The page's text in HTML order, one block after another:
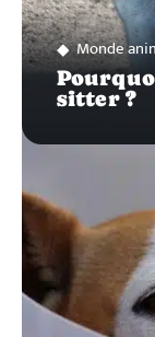
Monde
sitter ?